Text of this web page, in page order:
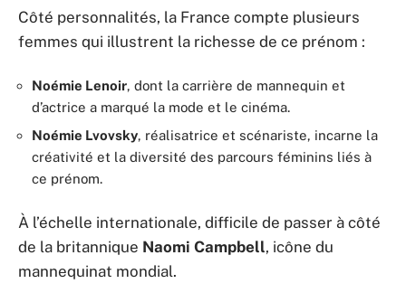
Côté personnalités, la France compte plusieurs
femmes qui illustrent la richesse de ce prénom :
Noémie Lenoir, dont la carrière de mannequin et
d’actrice a marqué la mode et le cinéma.
Noémie Lvovsky, réalisatrice et scénariste, incarne la
créativité et la diversité des parcours féminins liés à
ce prénom.
À l’échelle internationale, difficile de passer à côté
de la britannique Naomi Campbell, icône du
mannequinat mondial.